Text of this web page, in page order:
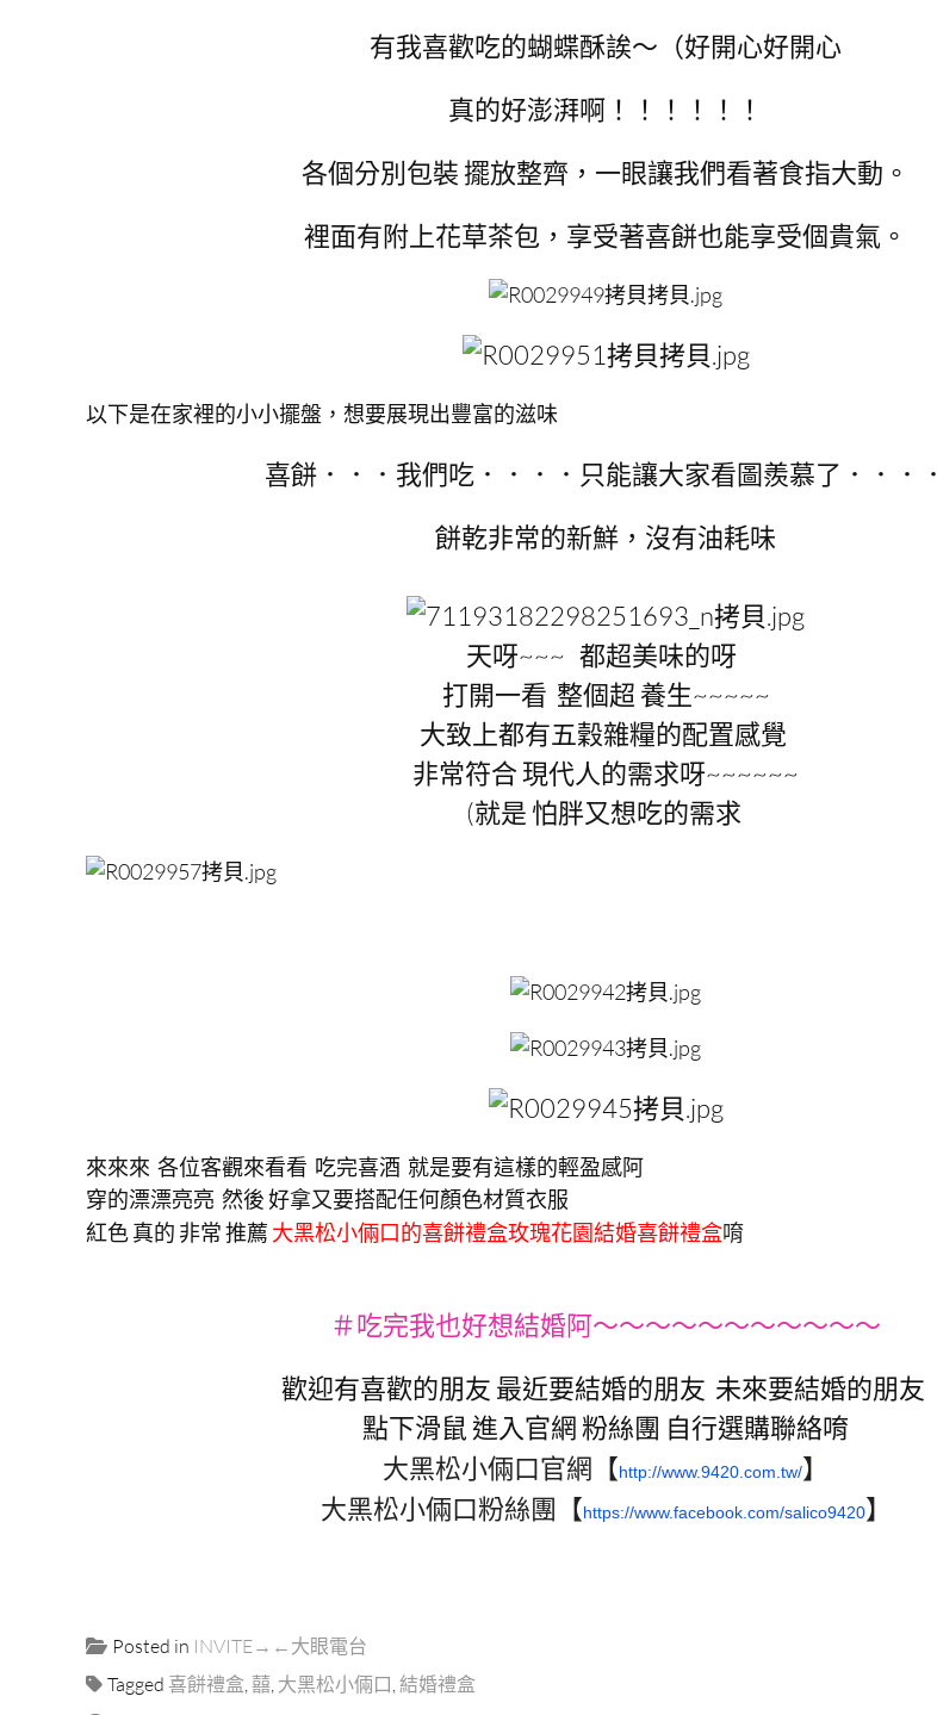
有我喜歡吃的蝴蝶酥誒～（好開心好開心
真的好澎湃啊！！！！！！
各個分別包裝 擺放整齊，一眼讓我們看著食指大動。
裡面有附上花草茶包，享受著喜餅也能享受個貴氣。
以下是在家裡的小小擺盤，想要展現出豐富的滋味
喜餅．．．我們吃．．．．只能讓大家看圖羨慕了．．．．
餅乾非常的新鮮，沒有油耗味
天呀~~~ 都超美味的呀
打開一看 整個超 養生~~~~~
大致上都有五穀雜糧的配置感覺
非常符合 現代人的需求呀~~~~~~
(就是 怕胖又想吃的需求
來來來 各位客觀來看看 吃完喜酒 就是要有這樣的輕盈感阿
穿的漂漂亮亮 然後 好拿又要搭配任何顏色材質衣服
紅色 真的 非常 推薦 大黑松小倆口的喜餅禮盒玫瑰花園結婚喜餅禮盒唷
＃吃完我也好想結婚阿～～～～～～～～～～～
歡迎有喜歡的朋友 最近要結婚的朋友 未來要結婚的朋友
點下滑鼠 進入官網 粉絲團 自行選購聯絡唷
大黑松小倆口官網【http://www.9420.com.tw/】
大黑松小倆口粉絲團【https://www.facebook.com/salico9420】
Posted in INVITE→←大眼電台
Tagged 喜餅禮盒 囍 大黑松小倆口 結婚禮盒